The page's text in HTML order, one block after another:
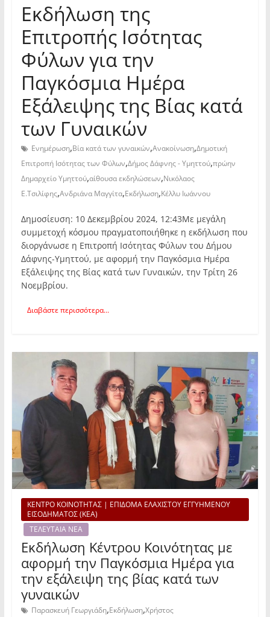
Εκδήλωση της
Επιτροπής Ισότητας
Φύλων για την
Παγκόσμια Ημέρα
Εξάλειψης της Βίας κατά
των Γυναικών
Ενημέρωση,Βία κατά των γυναικών,Ανακοίνωση,Δημοτική
Επιτροπή Ισότητας των Φύλων,Δήμος Δάφνης - Υμηττού,πρώην
Δημαρχείο Υμηττού,αίθουσα εκδηλώσεων,Νικόλαος
Ε.Τσιλίφης,Ανδριάνα Μαγγίτα,Εκδήλωση,Κέλλυ Ιωάννου
Δημοσίευση: 10 Δεκεμβρίου 2024, 12:43Με μεγάλη
συμμετοχή κόσμου πραγματοποιήθηκε η εκδήλωση που
διοργάνωσε η Επιτροπή Ισότητας Φύλων του Δήμου
Δάφνης-Υμηττού, με αφορμή την Παγκόσμια Ημέρα
Εξάλειψης της Βίας κατά των Γυναικών, την Τρίτη 26
Νοεμβρίου.
Διαβάστε περισσότερα...
ΚΕΝΤΡΟ ΚΟΙΝΟΤΗΤΑΣ | ΕΠΙΔΟΜΑ ΕΛΑΧΙΣΤΟΥ ΕΓΓΥΗΜΕΝΟΥ
ΕΙΣΟΔΗΜΑΤΟΣ (ΚΕΑ)
ΤΕΛΕΥΤΑΙΑ ΝΕΑ
Εκδήλωση Κέντρου Κοινότητας με
αφορμή την Παγκόσμια Ημέρα για
την εξάλειψη της βίας κατά των
γυναικών
Παρασκευή Γεωργιάδη,Εκδήλωση,Χρήστος